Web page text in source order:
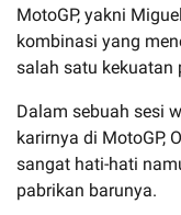
MotoGP, yakni
kombinasi yang
salah satu kekuatan
Dalam sebuah sesi
karirnya di MotoGP,
sangat hati-hati
pabrikan barunya.